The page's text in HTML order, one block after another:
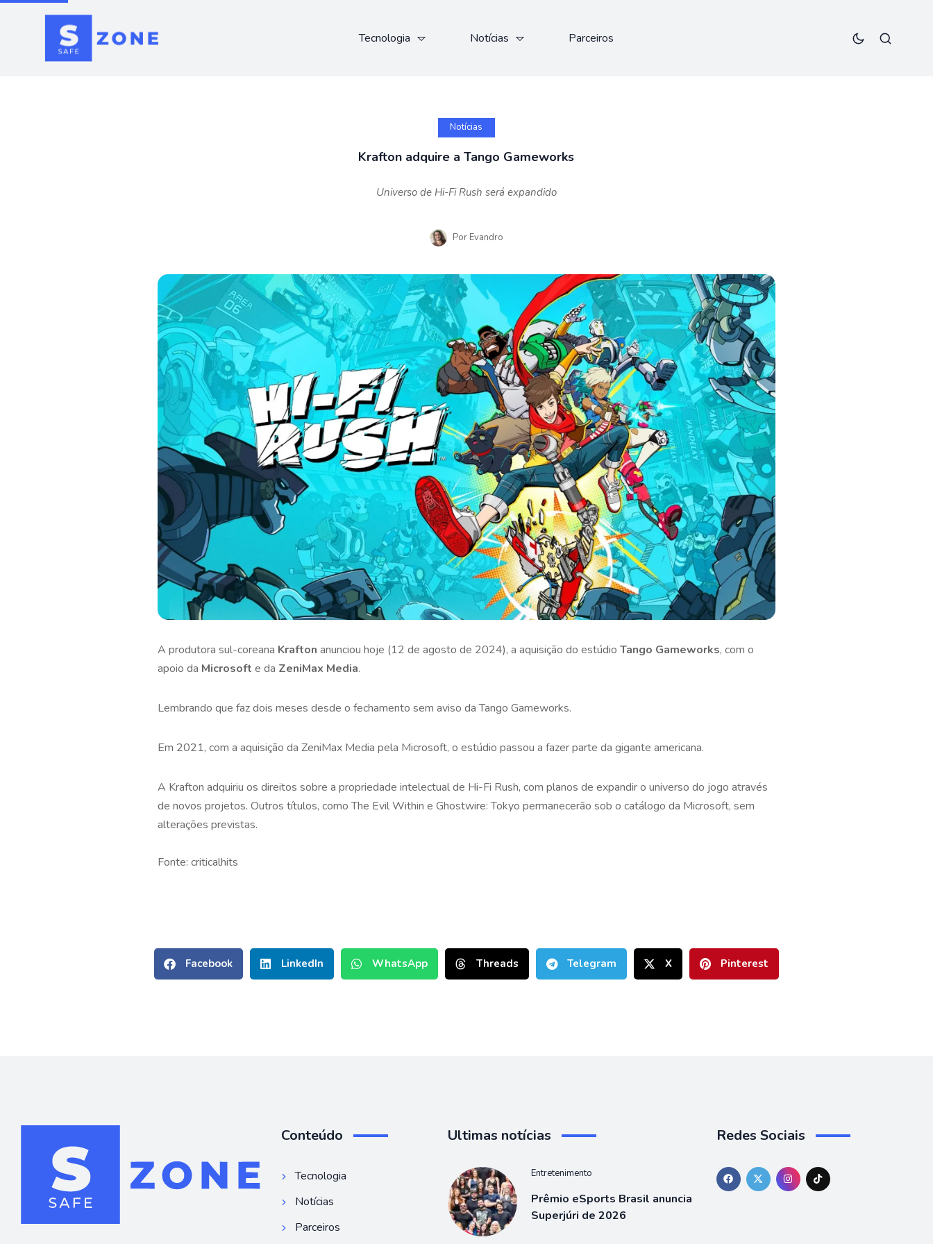
Tecnologia Notícias Parceiros
Notícias
Krafton adquire a Tango Gameworks
Universo de Hi-Fi Rush será expandido
Por Evandro
A produtora sul-coreana Krafton anunciou hoje (12 de agosto de 2024), a aquisição do estúdioTango Gameworks, com o
apoio da Microsoft e da ZeniMax Media.
Lembrando que faz dois meses desde o fechamento sem aviso da Tango Gameworks.
Em 2021, com a aquisição da ZeniMax Media pela Microsoft, o estúdio passou a fazer parte da gigante americana.
A Krafton adquiriu os direitos sobre a propriedade intelectual de Hi-Fi Rush, com planos de expandir o universo do jogo através
de novos projetos. Outros títulos, como The Evil Within e Ghostwire: Tokyo permanecerão sob o catálogo da Microsoft, sem
alterações previstas.
Fonte: criticalhits
Facebook LinkedIn WhatsApp Threads Telegram X Pinterest
Conteúdo
Tecnologia
Notícias
Parceiros
Ultimas notícias
Entretenimento
Prêmio eSports Brasil anuncia
Superjúri de 2026
Redes Sociais